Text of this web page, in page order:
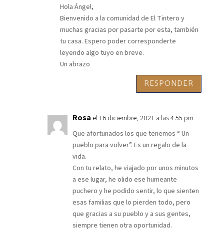
Hola Ángel,
Bienvenido a la comunidad de El Tintero y
muchas gracias por pasarte por esta, también
tu casa. Espero poder corresponderte
leyendo algo tuyo en breve.
Un abrazo
RESPONDER
Rosa el 16 diciembre, 2021 a las 4:55 pm
Que afortunados los que tenemos “ Un
pueblo para volver”. Es un regalo de la
vida.
Con tu relato, he viajado por unos minutos
a ese lugar, he olido ese humeante
puchero y he podido sentir, lo que sienten
esas familias que lo pierden todo, pero
que gracias a su pueblo y a sus gentes,
siempre tienen otra oportunidad.